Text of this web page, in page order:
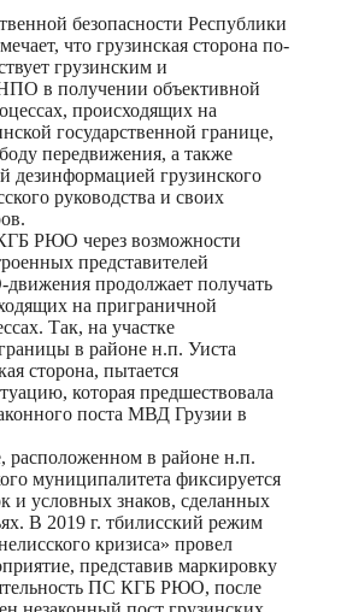
безопасности Республики
что грузинская сторона по-
грузинским и
в получении объективной
происходящих на
государственной границе,
передвижения, а также
дезинформацией грузинского
руководства и своих
РЮО через возможности
представителей
продолжает получать
на приграничной
Так, на участке
в районе н.п. Уиста
сторона, пытается
которая предшествовала
поста МВД Грузии в
расположенном в районе н.п.
муниципалитета фиксируется
и условных знаков, сделанных
В 2019 г. тбилисский режим
кризиса» провел
представив маркировку
ПС КГБ РЮО, после